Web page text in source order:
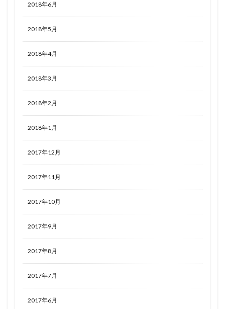
2018年6月
2018年5月
2018年4月
2018年3月
2018年2月
2018年1月
2017年12月
2017年11月
2017年10月
2017年9月
2017年8月
2017年7月
2017年6月